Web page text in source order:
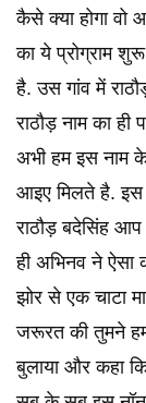
कैसे क्या होगा वो
का ये प्रोग्राम
है. उस गांव में
राठौड़ नाम का
अभी हम इस नाम के
आइए मिलते है. इस
राठौड़ बदेसिंह
ही अभिनव ने ऐसा
झोर से एक चाटा
जरूरत की तुमने हम
बुलाया और कहा